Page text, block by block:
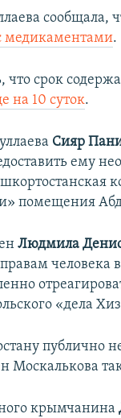
сообщала,
медикаментами.
что срок
на 10 суток.
Сияр
ему
помещения
Людмила
человека
«дела
публично
Москалькова
крымчанина